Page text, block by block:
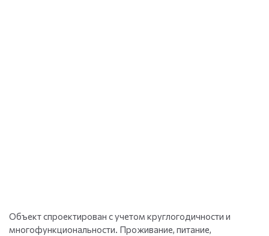
Объект спроектирован с учетом круглогодичности и
многофункциональности. Проживание, питание,